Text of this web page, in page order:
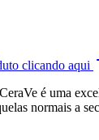
clicando aqui
é uma
normais a